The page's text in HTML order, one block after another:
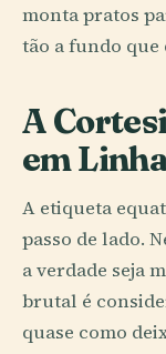
monta pratos
tão a fundo
A
em
A etiqueta
passo de lado.
a verdade seja
brutal é
quase como